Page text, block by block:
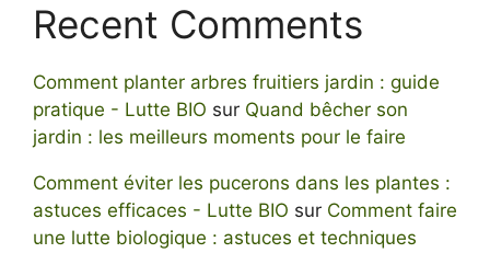
Recent Comments
Comment planter arbres fruitiers jardin : guide
pratique - Lutte BIO sur Quand bêcher son
jardin : les meilleurs moments pour le faire
Comment éviter les pucerons dans les plantes :
astuces efficaces - Lutte BIO sur Comment faire
une lutte biologique : astuces et techniques